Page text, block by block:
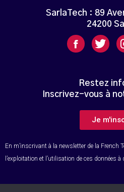
SarlaTech : 89
24200
Restez
Inscrivez-vous à
Je
En m’inscrivant à la newsletter de la French
l’exploitation et l’utilisation de ces données